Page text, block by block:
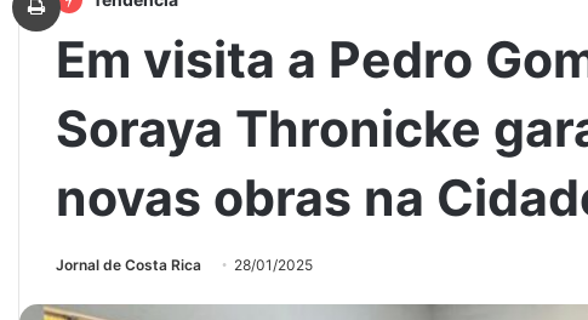
Em visita a Pedro
Soraya Thronicke
novas obras na
Jornal de Costa Rica 28/01/2025